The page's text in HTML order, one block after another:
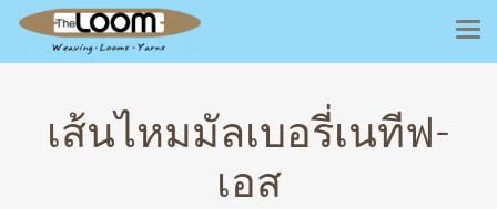
เส้นไหมมัลเบอรี่เนทีฟ-
เอส